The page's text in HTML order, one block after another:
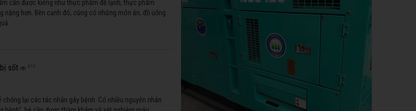
cần được kiêng như thực phẩm để lạnh, thực phẩm
nặng hơn. Bên cạnh đó, cũng có những món ăn, đồ uống
sốt 813
lại các tác nhân gây bệnh. Có nhiều nguyên nhân